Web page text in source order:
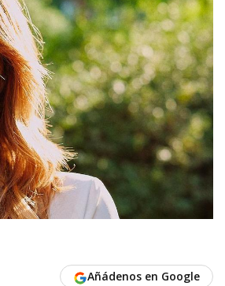
Añádenos en Google